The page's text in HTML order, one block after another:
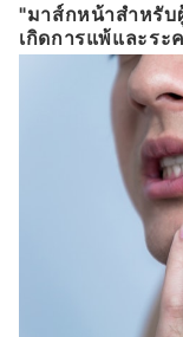
"มาส์กหน้าสำหรับ
เกิดการแพ้และระ